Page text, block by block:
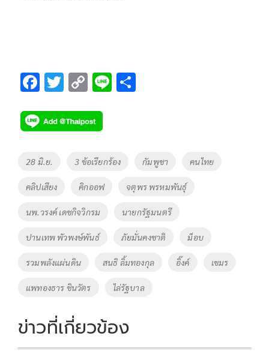
F
e
b
o
o
k
T
tt
er
C
p
y
Li
k
Li
Tags
28 มิ.ย. 3 ข้อเรียกร้อง กัมพูชา คนไทย
คลิปเสียง คิกออฟ จตุพร พรหมพันธุ์
นพ.วรงค์ เดชกิจวิกรม นายกรัฐมนตรี
ปานเทพ พัวพงษ์พันธ์ ภัยมั่นคงชาติ ม็อบ
รวมพลังแผ่นดิน สนธิ ลิ้มทองกุล อิ๊งค์ เขมร
แพทองธาร ชินวัตร ไล่รัฐบาล
ข่าวที่เกี่ยวข้อง